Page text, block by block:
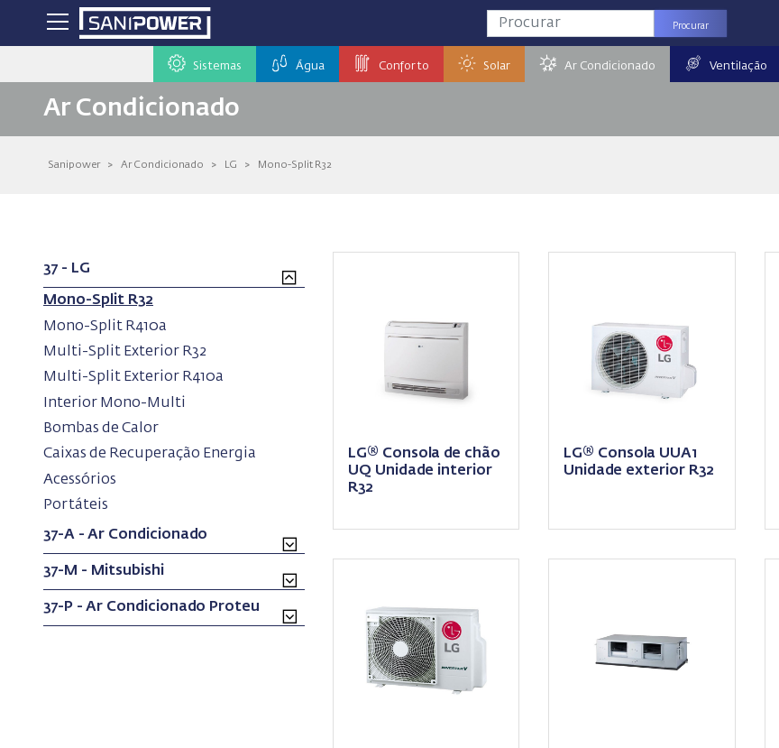
Procurar
Sistemas Água Conforto Solar Ar Condicionado Ventilação
Ar Condicionado
Sanipower > Ar Condicionado > LG > Mono-Split R32
37 - LG
Mono-Split R32
Mono-Split R410a
Multi-Split Exterior R32
Multi-Split Exterior R410a
Interior Mono-Multi
Bombas de Calor(current)
Caixas de Recuperação Energia
Acessórios
Portáteis
37-A - Ar Condicionado
37-M - Mitsubishi
37-P - Ar Condicionado Proteu
LG® Consola de chão
UQ Unidade interior
R32
LG® Consola UUA1
Unidade exterior R32